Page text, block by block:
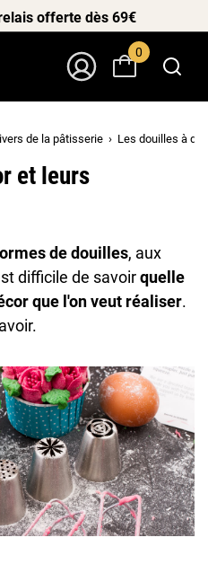
offerte dès 69€
0
de la pâtisserie Les douilles à
et leurs
de douilles, aux
difficile de savoirquelle
que l'on veut réaliser.